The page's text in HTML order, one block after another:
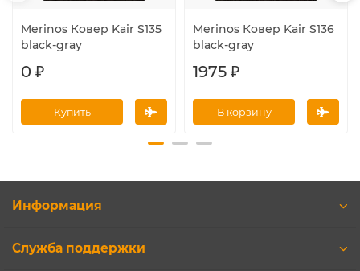
Merinos Ковер Kair S135
black-gray
0 ₽
Купить
Merinos Ковер Kair S136
black-gray
1975 ₽
В корзину
Информация
Служба поддержки